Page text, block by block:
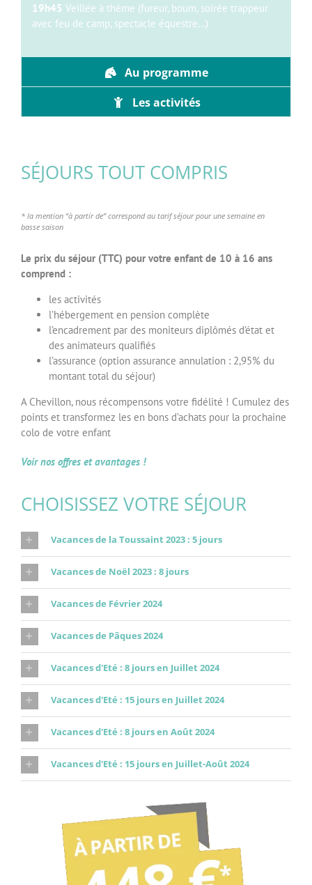
19h45 Veillée à thème (fureur, boum, soirée trappeur
avec feu de camp, spectacle équestre…)
Au programme
Les activités
SÉJOURS TOUT COMPRIS
* la mention “à partir de” correspond au tarif séjour pour une semaine en
basse saison
Le prix du séjour (TTC) pour votre enfant de 10 à 16 ans
comprend :
les activités
l’hébergement en pension complète
l’encadrement par des moniteurs diplômés d’état et
des animateurs qualifiés
l’assurance (option assurance annulation : 2,95% du
montant total du séjour)
A Chevillon, nous récompensons votre fidélité ! Cumulez des
points et transformez les en bons d’achats pour la prochaine
colo de votre enfant
Voir nos offres et avantages !
CHOISISSEZ VOTRE SÉJOUR
Vacances de la Toussaint 2023 : 5 jours
Vacances de Noël 2023 : 8 jours
Vacances de Février 2024
Vacances de Pâques 2024
Vacances d'Eté : 8 jours en Juillet 2024
Vacances d'Eté : 15 jours en Juillet 2024
Vacances d'Eté : 8 jours en Août 2024
Vacances d'Eté : 15 jours en Juillet-Août 2024